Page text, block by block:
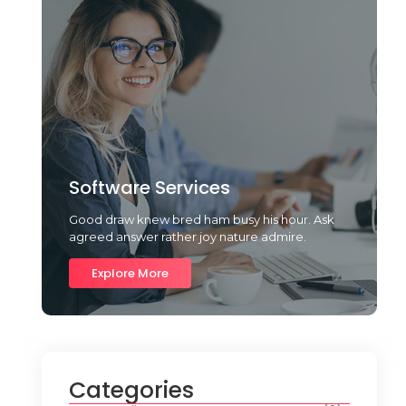
Software Services
Good draw knew bred ham busy his hour. Ask
agreed answer rather joy nature admire.
Explore More
Categories